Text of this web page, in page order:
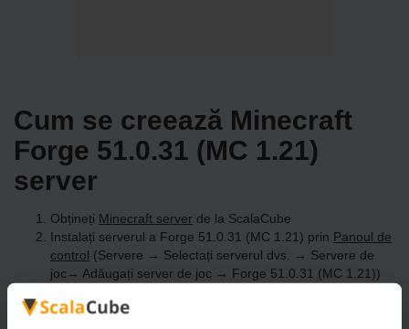
Cum se creează Minecraft
Forge 51.0.31 (MC 1.21)
server
Obțineți Minecraft server de la ScalaCube
Instalați serverul a Forge 51.0.31 (MC 1.21) prin Panoul de
control (Servere → Selectați serverul dvs. → Servere de
joc→ Adăugați server de joc → Forge 51.0.31 (MC 1.21))